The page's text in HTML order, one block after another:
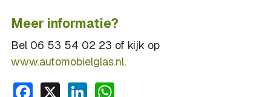
Meer informatie?
Bel 06 53 54 02 23 of kijk op
www.automobielglas.nl.
Facebook
X LinkedIn